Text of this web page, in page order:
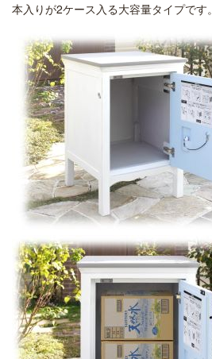
本入りが2ケース入る大容量タイプです。